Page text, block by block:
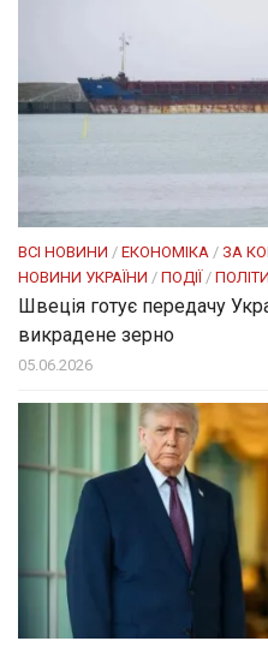
ВСІ НОВИНИ / ЕКОНОМІКА / ЗА
НОВИНИ УКРАЇНИ / ПОДІЇ/
Швеція готує передачу
викрадене зерно
05.06.2026